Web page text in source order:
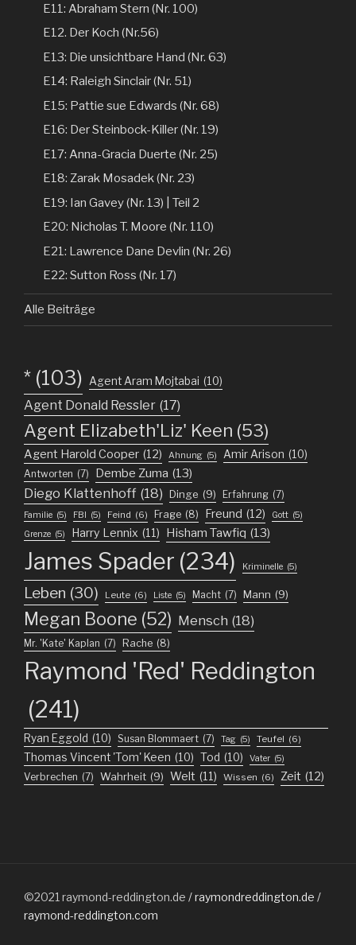
E11: Abraham Stern (Nr. 100)
E12. Der Koch (Nr.56)
E13: Die unsichtbare Hand (Nr. 63)
E14: Raleigh Sinclair (Nr. 51)
E15: Pattie sue Edwards (Nr. 68)
E16: Der Steinbock-Killer (Nr. 19)
E17: Anna-Gracia Duerte (Nr. 25)
E18: Zarak Mosadek (Nr. 23)
E19: Ian Gavey (Nr. 13) | Teil 2
E20: Nicholas T. Moore (Nr. 110)
E21: Lawrence Dane Devlin (Nr. 26)
E22: Sutton Ross (Nr. 17)
Alle Beiträge
* (103) Agent Aram Mojtabai (10)
Agent Donald Ressler (17)
Agent Elizabeth'Liz' Keen (53)
Agent Harold Cooper (12) Ahnung (5) Amir Arison (10)
Antworten (7) Dembe Zuma (13)
Diego Klattenhoff (18) Dinge (9) Erfahrung (7)
Familie (5) FBI (5) Feind (6) Frage (8) Freund (12) Gott (5)
Grenze (5) Harry Lennix (11) Hisham Tawfiq (13)
James Spader (234) Kriminelle (5)
Leben (30) Leute (6) Liste (5) Macht (7) Mann (9)
Megan Boone (52) Mensch (18)
Mr. 'Kate' Kaplan (7) Rache (8)
Raymond 'Red' Reddington
(241)
Ryan Eggold (10) Susan Blommaert (7) Tag (5) Teufel (6)
Thomas Vincent 'Tom' Keen (10) Tod (10) Vater (5)
Verbrechen (7) Wahrheit (9) Welt (11) Wissen (6) Zeit (12)
©2021 raymond-reddington.de / raymondreddington.de /
raymond-reddington.com